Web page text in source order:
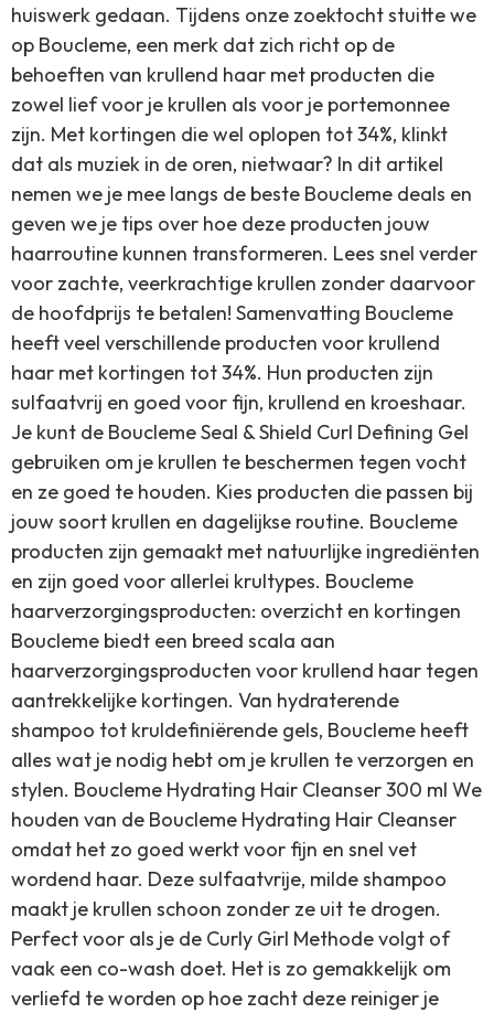
huiswerk gedaan. Tijdens onze zoektocht stuitte we
op Boucleme, een merk dat zich richt op de
behoeften van krullend haar met producten die
zowel lief voor je krullen als voor je portemonnee
zijn. Met kortingen die wel oplopen tot 34%, klinkt
dat als muziek in de oren, nietwaar? In dit artikel
nemen we je mee langs de beste Boucleme deals en
geven we je tips over hoe deze producten jouw
haarroutine kunnen transformeren. Lees snel verder
voor zachte, veerkrachtige krullen zonder daarvoor
de hoofdprijs te betalen! Samenvatting Boucleme
heeft veel verschillende producten voor krullend
haar met kortingen tot 34%. Hun producten zijn
sulfaatvrij en goed voor fijn, krullend en kroeshaar.
Je kunt de Boucleme Seal & Shield Curl Defining Gel
gebruiken om je krullen te beschermen tegen vocht
en ze goed te houden. Kies producten die passen bij
jouw soort krullen en dagelijkse routine. Boucleme
producten zijn gemaakt met natuurlijke ingrediënten
en zijn goed voor allerlei krultypes. Boucleme
haarverzorgingsproducten: overzicht en kortingen
Boucleme biedt een breed scala aan
haarverzorgingsproducten voor krullend haar tegen
aantrekkelijke kortingen. Van hydraterende
shampoo tot kruldefiniërende gels, Boucleme heeft
alles wat je nodig hebt om je krullen te verzorgen en
stylen. Boucleme Hydrating Hair Cleanser 300 ml We
houden van de Boucleme Hydrating Hair Cleanser
omdat het zo goed werkt voor fijn en snel vet
wordend haar. Deze sulfaatvrije, milde shampoo
maakt je krullen schoon zonder ze uit te drogen.
Perfect voor als je de Curly Girl Methode volgt of
vaak een co-wash doet. Het is zo gemakkelijk om
verliefd te worden op hoe zacht deze reiniger je